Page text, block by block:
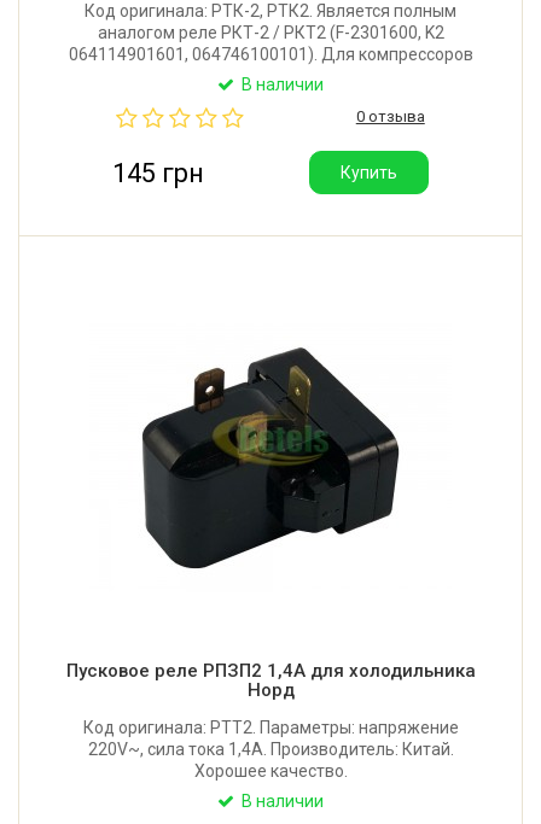
Код оригинала: РТК-2, РТК2. Является полным
аналогом реле РКТ-2 / РКТ2 (F-2301600, K2
064114901601, 064746100101). Для компрессоров
«Барановичи», «Бирюса», "Atlant": СК-120, СКО-120,
Производитель: Китай.
В наличии
0 отзыва
145 грн Купить
Пусковое реле РПЗП2 1,4A для холодильника
Норд
Код оригинала: РТТ2. Параметры: напряжение
220V~, сила тока 1,4A. Производитель: Китай.
Хорошее качество.
В наличии